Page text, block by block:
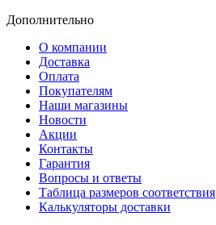
Дополнительно
О компании
Доставка
Оплата
Покупателям
Наши магазины
Новости
Акции
Контакты
Гарантия
Вопросы и ответы
Таблица размеров соответствия
Калькуляторы доставки